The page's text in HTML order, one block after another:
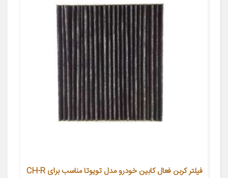
فیلتر کربن فعال کابین خودرو مدل تویوتا مناسب برای CH-R